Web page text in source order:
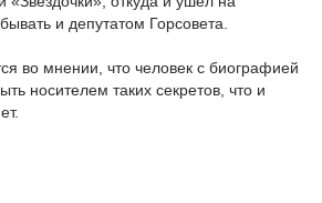
и депутатом Горсовета.
во мнении, что человек с биографией
носителем таких секретов, что и